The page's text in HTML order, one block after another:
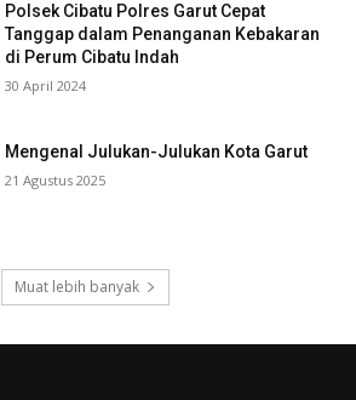
Polsek Cibatu Polres Garut Cepat
Tanggap dalam Penanganan Kebakaran
di Perum Cibatu Indah
30 April 2024
Mengenal Julukan-Julukan Kota Garut
21 Agustus 2025
Muat lebih banyak